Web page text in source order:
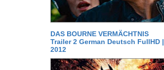
DAS BOURNE VERMÄCHTNIS
Trailer 2 German Deutsch FullHD |
2012